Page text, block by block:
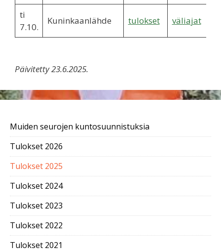
ti
7.10.
Kuninkaanlähde tulokset väliajat
Päivitetty 23.6.2025.
Muiden seurojen kuntosuunnistuksia
Tulokset 2026
Tulokset 2025
Tulokset 2024
Tulokset 2023
Tulokset 2022
Tulokset 2021